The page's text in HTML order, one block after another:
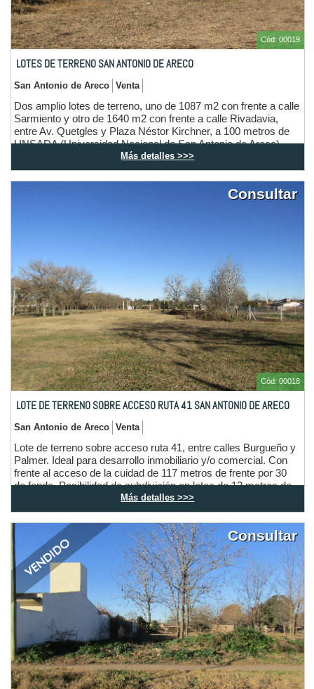
Cód: 00019
LOTES DE TERRENO SAN ANTONIO DE ARECO
San Antonio de Areco Venta
Dos amplio lotes de terreno, uno de 1087 m2 con frente a calle
Sarmiento y otro de 1640 m2 con frente a calle Rivadavia,
entre Av. Quetgles y Plaza Néstor Kirchner, a 100 metros de
UNSADA (Universidad Nacional de San Antonio de Areco)
ideales para desarrollo inmobiliario, comercial y/o habitacional,
en un entorno atractivo de un barrio en constante crecimiento.
Más detalles >>>
Consultar
Cód: 00018
LOTE DE TERRENO SOBRE ACCESO RUTA 41 SAN ANTONIO DE ARECO
San Antonio de Areco Venta
Lote de terreno sobre acceso ruta 41, entre calles Burgueño y
Palmer. Ideal para desarrollo inmobiliario y/o comercial. Con
frente al acceso de la cuidad de 117 metros de frente por 30
de fondo. Posibilidad de subdivisión en lotes de 12 metros de
frente y 300 m2 de superficie. UBICACIÓN PRIVILEGIADA
EN LAS PUESTAS DE LA CIUDAD.
Más detalles >>>
Consultar